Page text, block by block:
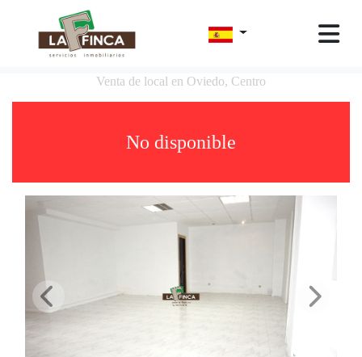
Venta de local en Oviedo, Centro
No disponible